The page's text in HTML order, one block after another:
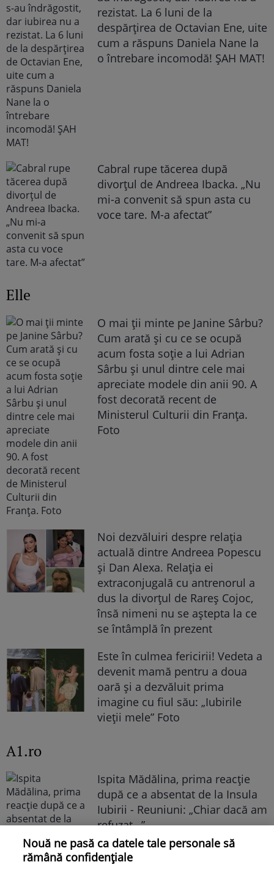
rezistat. La 6 luni de la
despărțirea de Octavian Ene, uite
cum a răspuns Daniela Nane la
o întrebare incomodă! ȘAH MAT!
Cabral rupe tăcerea după
divorțul de Andreea Ibacka. „Nu
mi-a convenit să spun asta cu
voce tare. M-a afectat”
Elle
O mai ții minte pe Janine Sârbu?
Cum arată și cu ce se ocupă
acum fosta soție a lui Adrian
Sârbu și unul dintre cele mai
apreciate modele din anii 90. A
fost decorată recent de
Ministerul Culturii din Franța.
Foto
Noi dezvăluiri despre relația
actuală dintre Andreea Popescu
și Dan Alexa. Relația ei
extraconjugală cu antrenorul a
dus la divorțul de Rareș Cojoc,
însă nimeni nu se aștepta la ce
se întâmplă în prezent
Este în culmea fericirii! Vedeta a
devenit mamă pentru a doua
oară și a dezvăluit prima
imagine cu fiul său: „Iubirile
vieții mele” Foto
A1.ro
Ispita Mădălina, prima reacție
după ce a absentat de la Insula
Iubirii - Reuniuni: „Chiar dacă am
refuzat…”
Nouă ne pasă ca datele tale personale să
rămână confidențiale